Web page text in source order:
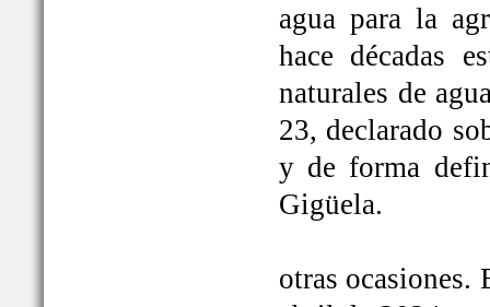
agua para la
hace décadas
naturales de
23, declarado
y de forma
Gigüela.
otras ocasiones.